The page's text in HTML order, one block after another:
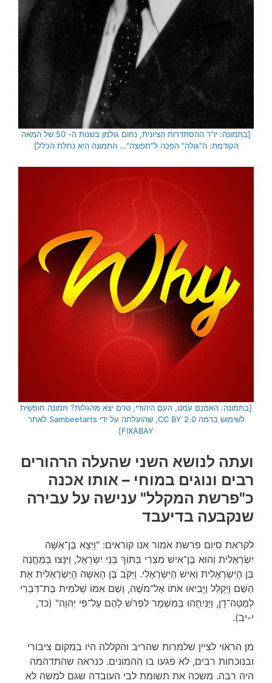
[בתמונה: יו"ר ההסתדרות הציונית, נחום גולמן בשנות ה- 50 של המאה
הקודמת: ה"גולה" הפכה ל"תפוצה"… התמונה היא נחלת הכלל]
[בתמונה: האמנם עמנו, העם היהודי, טרם יצא מהגלות? תמונה חופשית
לשימוש ברמה CC BY 2.0, שהועלתה על ידי Sambeetarts לאתר
FIXABAY]
ועתה לנושא השני שהעלה הרהורים
רבים ונוגים במוחי – אותו אכנה
כ"פרשת המקלל" ענישה על עבירה
שנקבעה בדיעבד
לקראת סיום פרשת אמור אנו קוראים: "וַיֵּצֵא בֶּן־אִשָּׁה
יִשְׂרְאֵלִית וְהוּא בֶּן־אִישׁ מִצְרִי בְּתוֹךְ בְּנֵי יִשְׂרָאֵל, וַיִּנָּצוּ בַּמַּחֲנֶה
בֶּן הַיִּשְׂרְאֵלִית וְאִישׁ הַיִּשְׂרְאֵלִי. וַיִּקֹּב בֶּן הָאִשָּׁה הַיִּשְׂרְאֵלִית אֶת
הַשֵּׁם וַיְקַלֵּל וַיָּבִיאוּ אֹתוֹ אֶל־מֹשֶׁה, וְשֵׁם אִמּוֹ שְׁלֹמִית בַּת־דִּבְרִי
לְמַטֵּה־דָן, וַיַּנִּיחֻהוּ בַּמִּשְׁמָר לִפְרֹשׁ לָהֶם עַל־פִּי יְהוָה" (כד,
י-יב).
מן הראוי לציין שלמרות שהריב והקללה היו במקום ציבורי
ובנוכחות רבים, לא פגעו בו ההמונים. כנראה שהתדהמה
היה רבה. משכה את תשומת לבי העובדה שגם למשה לא